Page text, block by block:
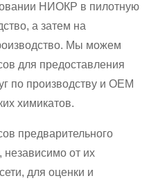
НИОКР в пилотную
а затем на
Мы можем
для предоставления
по производству и OEM
химикатов.
предварительного
от их
для оценки и